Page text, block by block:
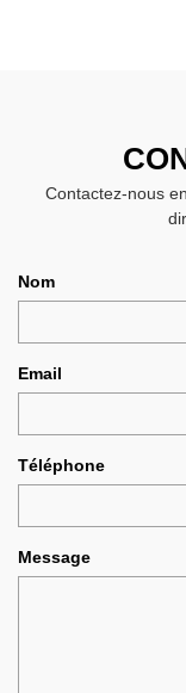
Contactez-nous
Nom
Email
Téléphone
Message